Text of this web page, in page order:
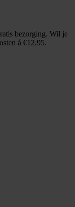
bezorging. Wil je
á €12,95.